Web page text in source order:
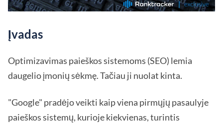
Įvadas
Optimizavimas paieškos sistemoms (SEO) lemia
daugelio įmonių sėkmę. Tačiau ji nuolat kinta.
"Google" pradėjo veikti kaip viena pirmųjų pasaulyje
paieškos sistemų, kurioje kiekvienas, turintis